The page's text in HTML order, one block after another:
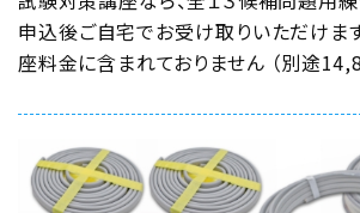
申込後ご自宅でお受け取りいただけ
座料金に含まれておりません （別途